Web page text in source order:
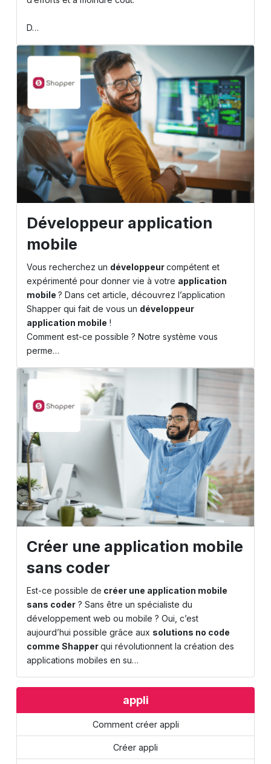
D…
Développeur application
mobile
Vous recherchez un développeurcompétent et
expérimenté pour donner vie à votre application
mobile ? Dans cet article, découvrez l’application
Shapper qui fait de vous un développeur
application mobile !
Comment est-ce possible ? Notre système vous
perme…
Créer une application mobile
sans coder
Est-ce possible de créer une application mobile
sans coder ? Sans être un spécialiste du
développement web ou mobile ? Oui, c’est
aujourd’hui possible grâce aux solutions no code
comme Shapperqui révolutionnent la création des
applications mobiles en su…
appli
Comment créer appli
Créer appli